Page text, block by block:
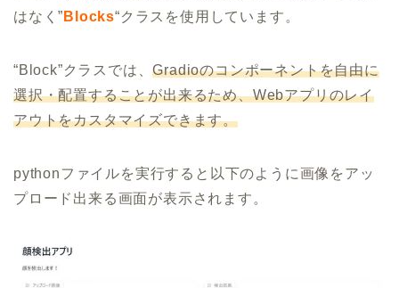
はなく” Blocks“クラスを使用しています。
“Block”クラスでは、Gradioのコンポーネントを自由に
選択・配置することが出来るため、Webアプリのレイ
アウトをカスタマイズできます。
pythonファイルを実行すると以下のように画像をアッ
プロード出来る画面が表示されます。